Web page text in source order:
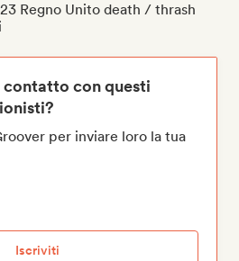
Regno Unito death / thrash
con questi
per inviare loro la tua
Iscriviti